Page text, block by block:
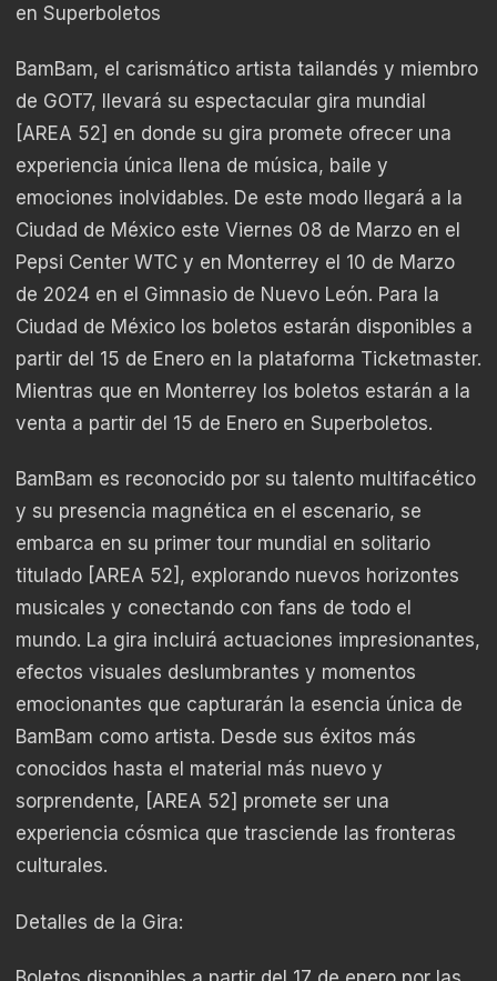
en Superboletos
BamBam, el carismático artista tailandés y miembro
de GOT7, llevará su espectacular gira mundial
[AREA 52] en donde su gira promete ofrecer una
experiencia única llena de música, baile y
emociones inolvidables. De este modo llegará a la
Ciudad de México este Viernes 08 de Marzo en el
Pepsi Center WTC y en Monterrey el 10 de Marzo
de 2024 en el Gimnasio de Nuevo León. Para la
Ciudad de México los boletos estarán disponibles a
partir del 15 de Enero en la plataforma Ticketmaster.
Mientras que en Monterrey los boletos estarán a la
venta a partir del 15 de Enero en Superboletos.
BamBam es reconocido por su talento multifacético
y su presencia magnética en el escenario, se
embarca en su primer tour mundial en solitario
titulado [AREA 52], explorando nuevos horizontes
musicales y conectando con fans de todo el
mundo. La gira incluirá actuaciones impresionantes,
efectos visuales deslumbrantes y momentos
emocionantes que capturarán la esencia única de
BamBam como artista. Desde sus éxitos más
conocidos hasta el material más nuevo y
sorprendente, [AREA 52] promete ser una
experiencia cósmica que trasciende las fronteras
culturales.
Detalles de la Gira: